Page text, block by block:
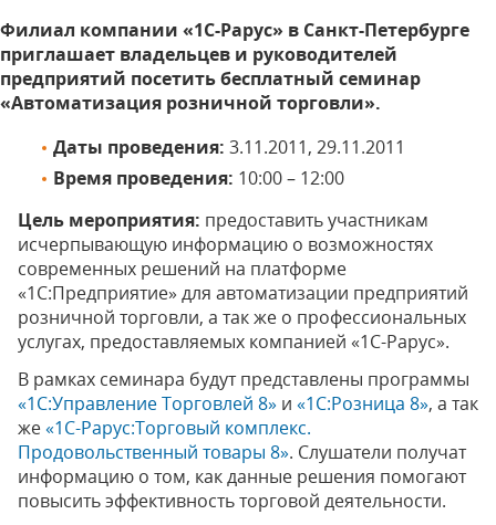
Филиал компании «1С-Рарус» в Санкт-Петербурге
приглашает владельцев и руководителей
предприятий посетить бесплатный семинар
«Автоматизация розничной торговли».
Даты проведения: 3.11.2011, 29.11.2011
Время проведения: 10:00 – 12:00
Цель мероприятия: предоставить участникам
исчерпывающую информацию о возможностях
современных решений на платформе
«1С:Предприятие» для автоматизации предприятий
розничной торговли, а так же о профессиональных
услугах, предоставляемых компанией «1С-Рарус».
В рамках семинара будут представлены программы
«1С:Управление Торговлей 8» и «1С:Розница 8», а так
же«1С-Рарус:Торговый комплекс.
Продовольственный товары 8». Слушатели получат
информацию о том, как данные решения помогают
повысить эффективность торговой деятельности.